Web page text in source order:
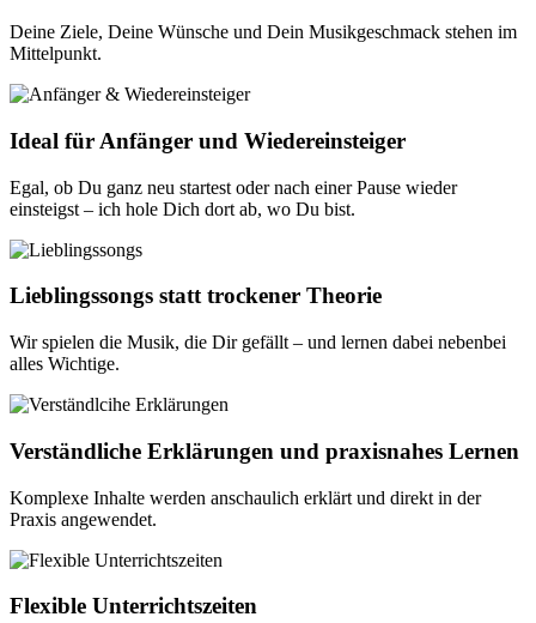
Deine Ziele, Deine Wünsche und Dein Musikgeschmack stehen im
Mittelpunkt.
Ideal für Anfänger und Wiedereinsteiger
Egal, ob Du ganz neu startest oder nach einer Pause wieder
einsteigst – ich hole Dich dort ab, wo Du bist.
Lieblingssongs statt trockener Theorie
Wir spielen die Musik, die Dir gefällt – und lernen dabei nebenbei
alles Wichtige.
Verständliche Erklärungen und praxisnahes Lernen
Komplexe Inhalte werden anschaulich erklärt und direkt in der
Praxis angewendet.
Flexible Unterrichtszeiten